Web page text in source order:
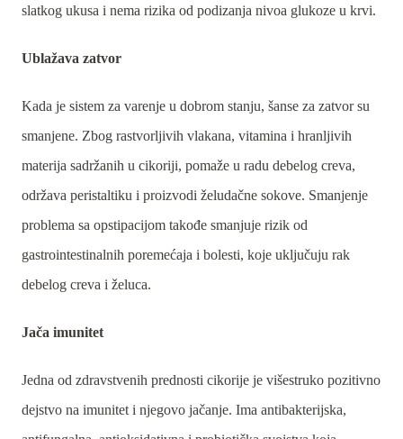
slatkog ukusa i nema rizika od podizanja nivoa glukoze u krvi.
Ublažava zatvor
Kada je sistem za varenje u dobrom stanju, šanse za zatvor su
smanjene. Zbog rastvorljivih vlakana, vitamina i hranljivih
materija sadržanih u cikoriji, pomaže u radu debelog creva,
održava peristaltiku i proizvodi želudačne sokove. Smanjenje
problema sa opstipacijom takođe smanjuje rizik od
gastrointestinalnih poremećaja i bolesti, koje uključuju rak
debelog creva i želuca.
Jača imunitet
Jedna od zdravstvenih prednosti cikorije je višestruko pozitivno
dejstvo na imunitet i njegovo jačanje. Ima antibakterijska,